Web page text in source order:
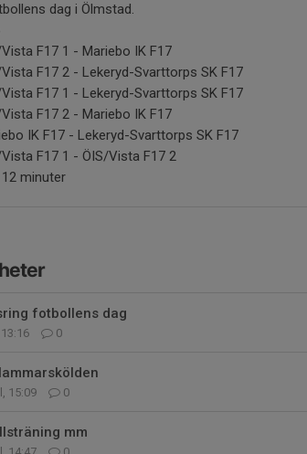
dag i Ölmstad.
F17 1 - Mariebo IK F17
F17 2 - Lekeryd-Svarttorps SK F17
F17 1 - Lekeryd-Svarttorps SK F17
F17 2 - Mariebo IK F17
IK F17 - Lekeryd-Svarttorps SK F17
F17 1 - ÖIS/Vista F17 2
minuter
fotbollens dag
0
15:09 0
mm